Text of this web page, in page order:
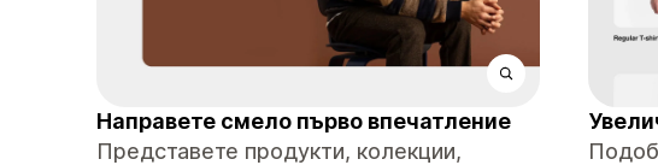
Направете смело първо впечатление
Представете продукти, колекции,